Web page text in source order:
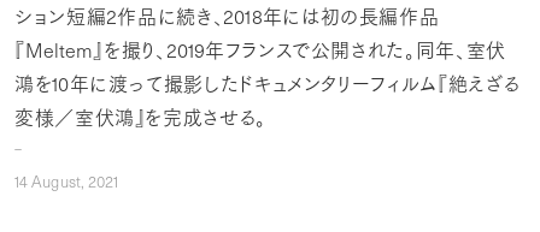
ション短編2作品に続き、 2018年には初の長編作品
『Meltem』を撮り、 2019年フランスで公開された。同年、室伏
鴻を10年に渡って撮影したドキュメンタリーフィルム『絶えざる
変様／室伏鴻』を完成させる。
14August, 2021